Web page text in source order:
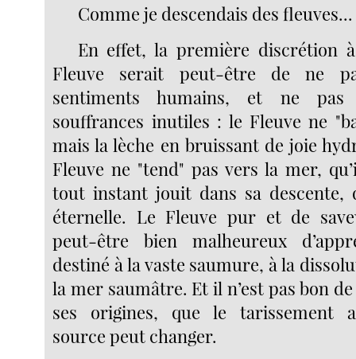
Comme je descendais des fleuves...
En effet, la première discrétion
Fleuve serait peut-être de ne
sentiments humains, et ne
souffrances inutiles : le Fleuve ne
mais la lèche en bruissant de joie
Fleuve ne "tend" pas vers la mer,
tout instant jouit dans sa descente,
éternelle. Le Fleuve pur et de
peut-être bien malheureux
destiné à la vaste saumure, à la
la mer saumâtre. Et il n’est pas bon
ses origines, que le tarissement
source peut changer.